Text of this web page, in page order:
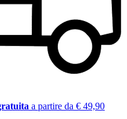
a partire da € 49,90